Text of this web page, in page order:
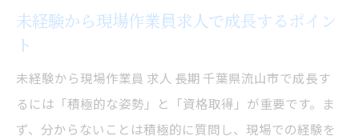
未経験から現場作業員求人で成長するポイン
ト
未経験から現場作業員 求人 長期 千葉県流山市で成長す
るには「積極的な姿勢」と「資格取得」が重要です。ま
ず、分からないことは積極的に質問し、現場での経験を